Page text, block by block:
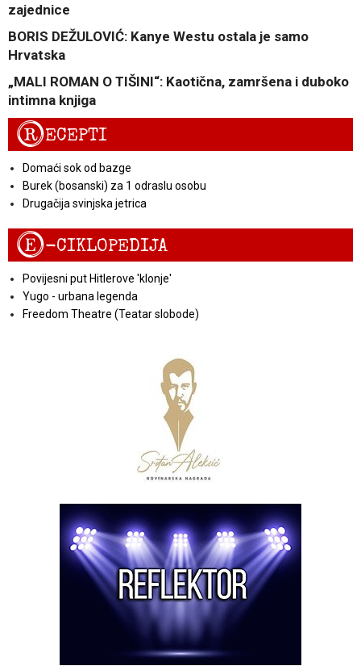
zajednice
BORIS DEŽULOVIĆ: Kanye Westu ostala je samo
Hrvatska
„MALI ROMAN O TIŠINI“: Kaotična, zamršena i duboko
intimna knjiga
RECEPTI
Domaći sok od bazge
Burek (bosanski) za 1 odraslu osobu
Drugačija svinjska jetrica
E-CIKLOPEDIJA
Povijesni put Hitlerove 'klonje'
Yugo - urbana legenda
Freedom Theatre (Teatar slobode)